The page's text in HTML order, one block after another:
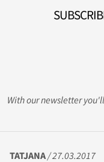
With our newsletter
TATJANA / 27.03.2017